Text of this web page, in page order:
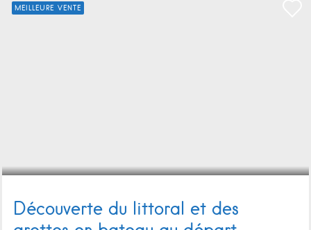
MEILLEURE VENTE
Découverte du littoral et des